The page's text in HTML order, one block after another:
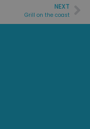
NEXT
Grill on the coast